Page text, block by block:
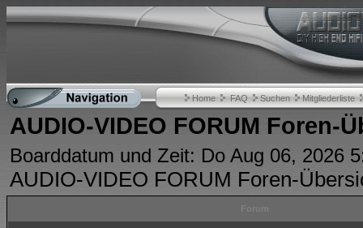
Home FAQ Suchen Mitgliederliste
AUDIO-VIDEO FORUM Foren-
Boarddatum und Zeit: Do Aug 06, 2026
AUDIO-VIDEO FORUM Foren-